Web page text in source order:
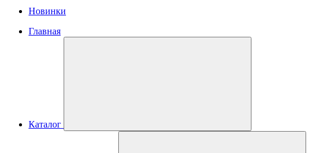
Новинки
Главная
Каталог